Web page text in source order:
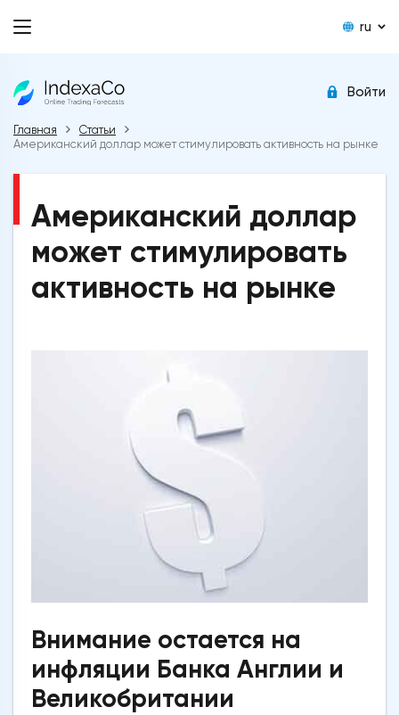
ru
Войти
Главная
Статьи
Американский доллар может стимулировать активность на рынке
Американский доллар
может стимулировать
активность на рынке
Внимание остается на
инфляции Банка Англии и
Великобритании